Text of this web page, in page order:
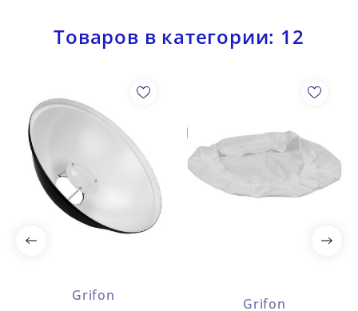
Товаров в категории: 12
Grifon
Grifon